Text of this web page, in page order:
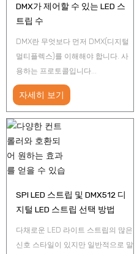
DMX가 제어할 수 있는 LED 스
트립 수
DMX란 무엇보다 먼저 DMX(디지털
멀티플렉스)를 이해해야 합니다. 사
용하는 프로토콜입니다...
자세히 보기
SPI LED 스트립 및 DMX512 디
지털 LED 스트립 선택 방법
다채로운 LED 라이트 스트립의 많은
신호 스타일이 있지만 일반적으로 말